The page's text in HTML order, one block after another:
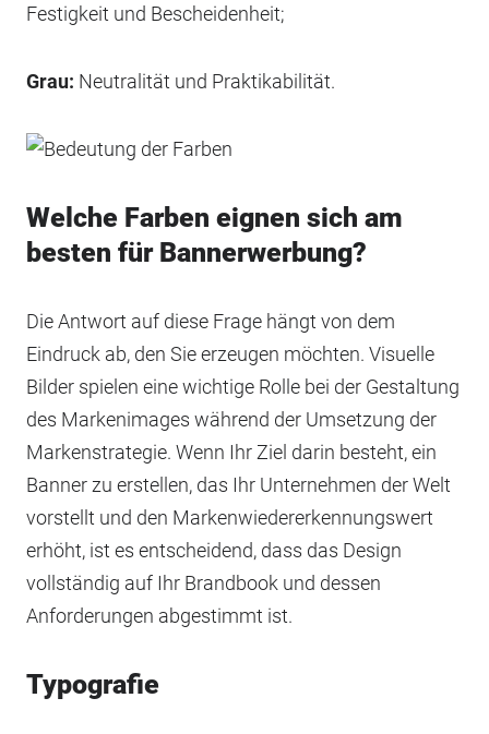
Festigkeit und Bescheidenheit;
Grau: Neutralität und Praktikabilität.
Welche Farben eignen sich am
besten für Bannerwerbung?
Die Antwort auf diese Frage hängt von dem
Eindruck ab, den Sie erzeugen möchten. Visuelle
Bilder spielen eine wichtige Rolle bei der Gestaltung
des Markenimages während der Umsetzung der
Markenstrategie. Wenn Ihr Ziel darin besteht, ein
Banner zu erstellen, das Ihr Unternehmen der Welt
vorstellt und den Markenwiedererkennungswert
erhöht, ist es entscheidend, dass das Design
vollständig auf Ihr Brandbook und dessen
Anforderungen abgestimmt ist.
Typografie